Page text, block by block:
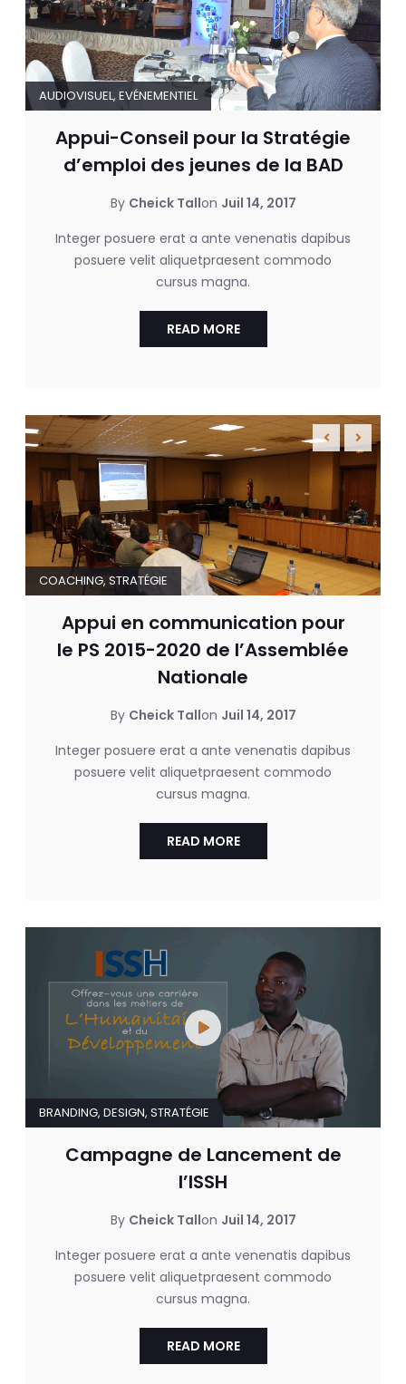
AUDIOVISUEL, EVÉNEMENTIEL
Appui-Conseil pour la Stratégie
d’emploi des jeunes de la BAD
By Cheick Tallon Juil 14, 2017
Integer posuere erat a ante venenatis dapibus
posuere velit aliquetpraesent commodo
cursus magna.
READ MORE
COACHING, STRATÉGIE
Appui en communication pour
le PS 2015-2020 de l’Assemblée
Nationale
By Cheick Tallon Juil 14, 2017
Integer posuere erat a ante venenatis dapibus
posuere velit aliquetpraesent commodo
cursus magna.
READ MORE
BRANDING, DESIGN, STRATÉGIE
Campagne de Lancement de
l’ISSH
By Cheick Tallon Juil 14, 2017
Integer posuere erat a ante venenatis dapibus
posuere velit aliquetpraesent commodo
cursus magna.
READ MORE